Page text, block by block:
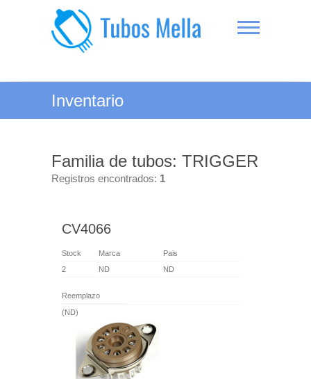
Tubos Mella
Inventario
Familia de tubos: TRIGGER
Registros encontrados: 1
CV4066
Stock Marca
Pais
2
ND ND
Reemplazo
(ND)